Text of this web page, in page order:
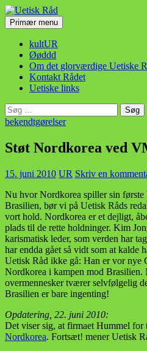
Hop
til
indhold
Uetisk Råd
SøgPrimær menu
kultUR
Øøddd
Om det glorværdige Uetiske
Kontakt Rådet
Uetiske links
Søg
efter:
bekendtgørelser
Støt Nordkorea ved
15. juni 2010 UR Skriv en
Nu hvor Nordkorea spiller sin
Brasilien, bør vi på Uetisk Råds
vort hold. Nordkorea er et dejligt,
plads til de rette holdninger. Kim
karismatisk leder, som verden har
har endda gået så vidt som at kalde
Uetisk Råd ikke gå: Han er vor nye
Nordkorea i kampen mod Brasilien.
overmennesker tværer selvfølgelig
Brasilien er bare ingenting!
Opdatering, 22. juni 2010:
Det viser sig, at firmaet Hummel for
Nordkorea. Fortsæt! mener Uetisk